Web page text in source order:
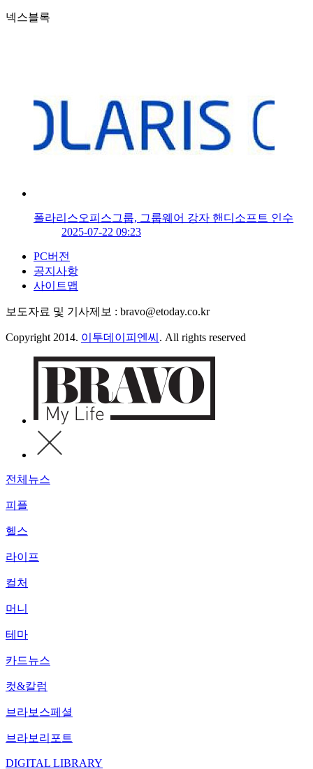
넥스블록
폴라리스오피스그룹, 그룹웨어 강자 핸디소프트 인수
2025-07-22 09:23
PC버전
공지사항
사이트맵
보도자료 및 기사제보 : bravo@etoday.co.kr
Copyright 2014. 이투데이피엔씨 . All rights reserved
전체뉴스
피플
헬스
라이프
컬처
머니
테마
카드뉴스
컷&칼럼
브라보스페셜
브라보리포트
DIGITAL LIBRARY